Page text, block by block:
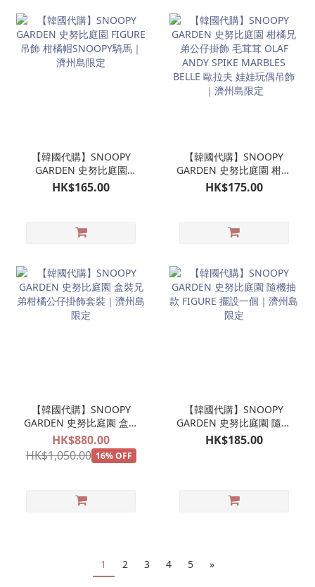
【韓國代購】SNOOPY
GARDEN 史努比庭園
FIGURE吊飾 柑橘帽
SNOOPY騎馬｜濟州島限
HK$165.00
【韓國代購】SNOOPY
GARDEN 史努比庭園 柑橘
兄弟公仔掛飾 毛茸茸
OLAF ANDY SPIKE
定
HK$175.00
【韓國代購】SNOOPY
GARDEN 史努比庭園 盒裝
兄弟柑橘公仔掛飾套裝｜
濟州島限定
HK$880.00
HK$1,050.00 16% OFF
【韓國代購】SNOOPY
GARDEN 史努比庭園 隨機
抽款 FIGURE 擺設一個｜
HK$185.00
1 2 3 4 5 »